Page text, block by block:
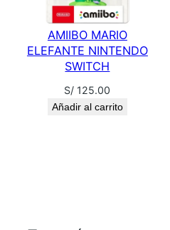
AMIIBO MARIO
ELEFANTE NINTENDO
SWITCH
S/ 125.00
Añadir al carrito